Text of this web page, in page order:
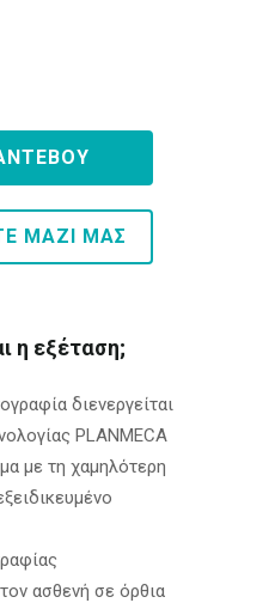
ΜΑΖΙ ΜΑΣ
η εξέταση;
διενεργείται
PLANMECA
με τη χαμηλότερη
ασθενή σε όρθια